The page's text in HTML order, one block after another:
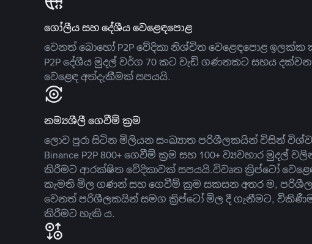
ගෝලීය සහ දේශීය වෙළෙඳපොළ
වෙනත් බොහෝ P2P වේදිකා නිශ්චිත වෙළෙඳපොළ ඉලක්ක
P2P දේශීය මුදල් වර්ග 70 කට වැඩි ගණනකට සහය
වෙළෙඳ අත්දැකීමක් සපයයි.
නම්‍යශීලී ගෙවීම් ක්‍රම
ලොව පුරා සිටින මිලියන සංඛ්‍යාත පරිශීලකයින් විසින්
Binance P2P 800+ ගෙවීම් ක්‍රම සහ 100+ ව්‍යවහාර මුදල්
කිරීමට ආරක්ෂිත වේදිකාවක් සපයයි.විවෘත ක්‍රිප්ටෝ
කැමති මිල ගණන් සහ ගෙවීම් ක්‍රම සකසන අතර ම,
වෙනත් පරිශීලකයින් සමග ක්‍රිප්ටෝ මිල දී ගැනීමට,
කිරීමට හැකි ය.